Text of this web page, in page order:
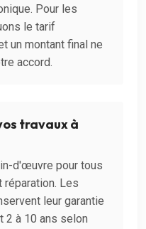
Pour les
le tarif
un montant final ne
accord.
travaux à
d'œuvre pour tous
réparation. Les
leur garantie
2 à 10 ans selon